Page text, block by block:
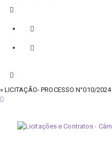
» LICITAÇÃO- PROCESSO N°010/2024